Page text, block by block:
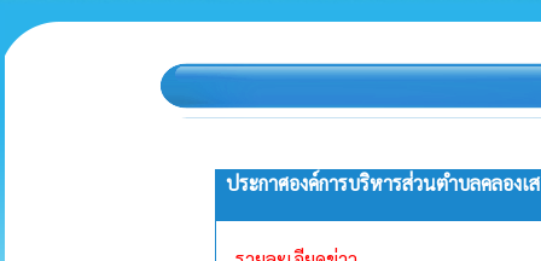
ประกาศองค์การบริหารส่วนตำบลคลอง